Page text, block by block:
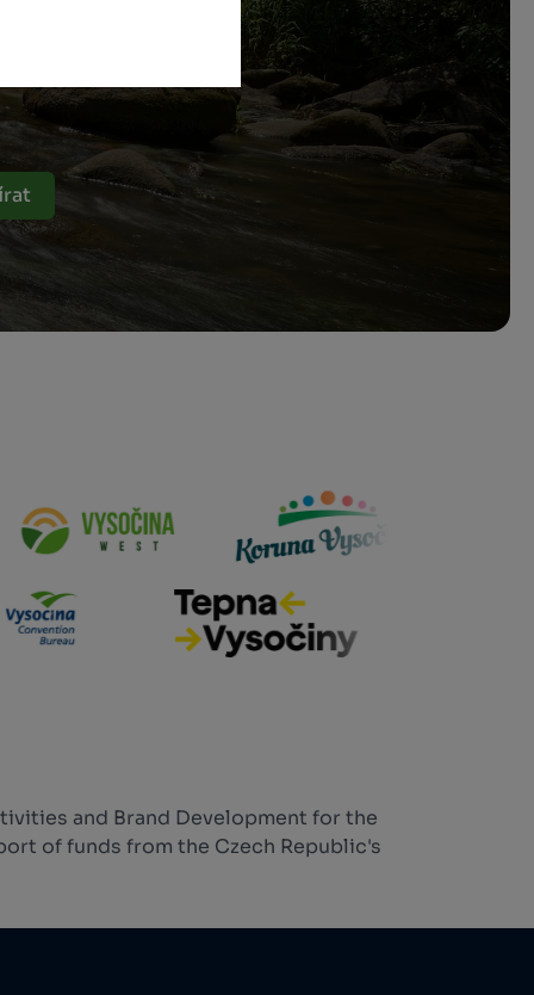
and Brand Development for the
of funds from the Czech Republic's